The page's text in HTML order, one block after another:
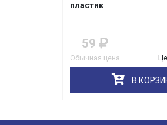
пластик
59
Обычная цена
В